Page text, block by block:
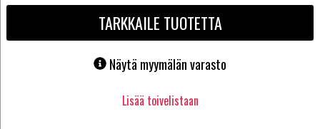
TARKKAILE TUOTETTA
Näytä myymälän varasto
Lisää toivelistaan